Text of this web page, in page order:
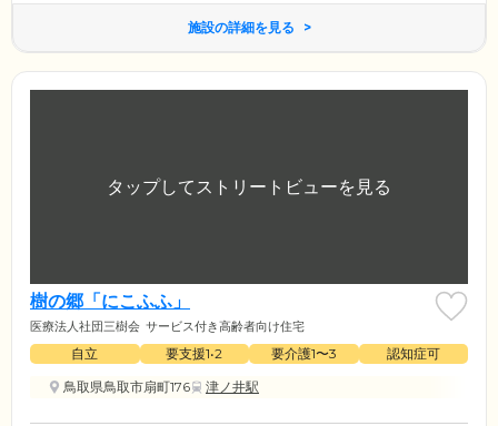
施設の詳細を見る
樹の郷「にこふふ」
医療法人社団三樹会 サービス付き高齢者向け住宅
自立 要支援1•2 要介護1〜3
認知症可
鳥取県鳥取市扇町176
津ノ井駅